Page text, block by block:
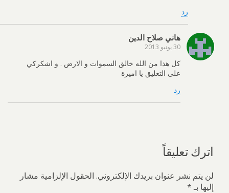
رد
هاني صلاح الدين
30 يونيو 2013
كل هذا من الله خالق السموات و الارض . و اشكركي
على التعليق يا اميرة
رد
اترك تعليقاً
لن يتم نشر عنوان بريدك الإلكتروني. الحقول الإلزامية مشار
إليها بـ*